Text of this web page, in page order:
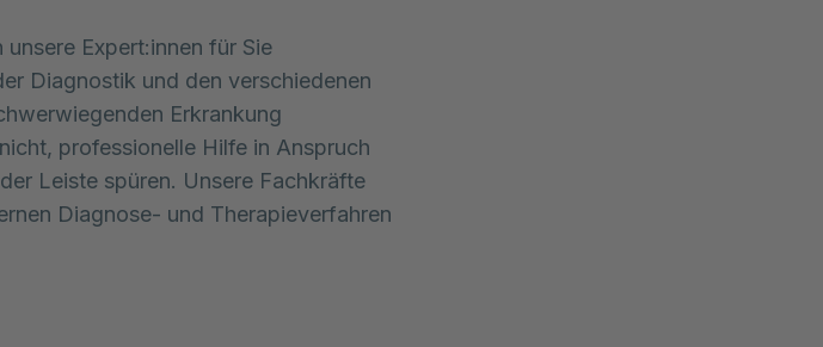
Expert:innen für Sie
Diagnostik und den verschiedenen
Erkrankung
professionelle Hilfe in Anspruch
Leiste spüren. Unsere Fachkräfte
Diagnose- und Therapieverfahren